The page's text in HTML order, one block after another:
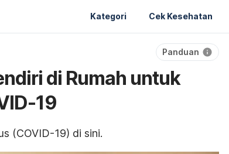
Kategori Cek Kesehatan
Panduan
di Rumah untuk
19
(COVID-19) di sini.